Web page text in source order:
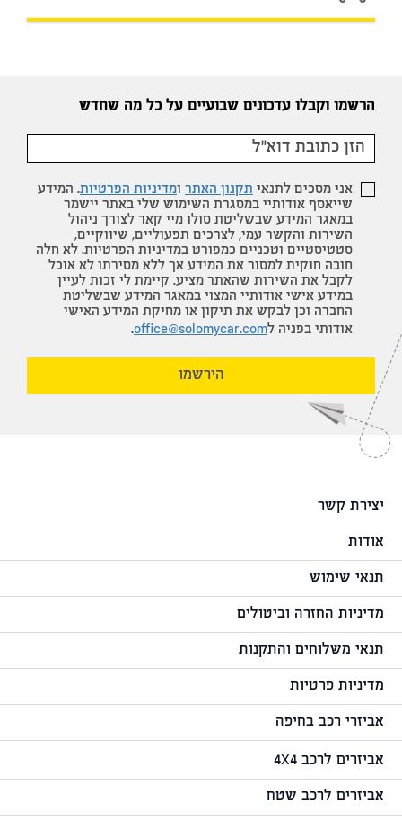
הרשמו וקבלו עדכונים שבועיים על כל מה שחדש
אני מסכים לתנאי תקנון האתר ומדיניות הפרטיות. המידע
שייאסף אודותיי במסגרת השימוש שלי באתר יישמר
במאגר המידע שבשליטת סולו מיי קאר לצורך ניהול
השירות והקשר עמי, לצרכים תפעוליים, שיווקיים,
סטטיסטיים וטכניים כמפורט במדיניות הפרטיות. לא חלה
חובה חוקית למסור את המידע אך ללא מסירתו לא אוכל
לקבל את השירות שהאתר מציע. קיימת לי זכות לעיין
במידע אישי אודותיי המצוי במאגר המידע שבשליטת
החברה וכן לבקש את תיקון או מחיקת המידע האישי
אודותי בפניה לoffice@solomycar.com
.
הירשמו
יצירת קשר
אודות
תנאי שימוש
מדיניות החזרה וביטולים
תנאי משלוחים והתקנות
מדיניות פרטיות
אביזרי רכב בחיפה
אביזרים לרכב 4X4
אביזרים לרכב שטח